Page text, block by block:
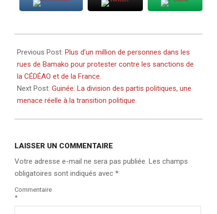
01-
17
Previous Post: Plus d’un million de personnes dans les
rues de Bamako pour protester contre les sanctions de
la CÉDÉAO et de la France.
Next Post: Guinée: La division des partis politiques, une
menace réelle à la transition politique.
LAISSER UN COMMENTAIRE
Votre adresse e-mail ne sera pas publiée. Les champs
obligatoires sont indiqués avec *
Commentaire
*